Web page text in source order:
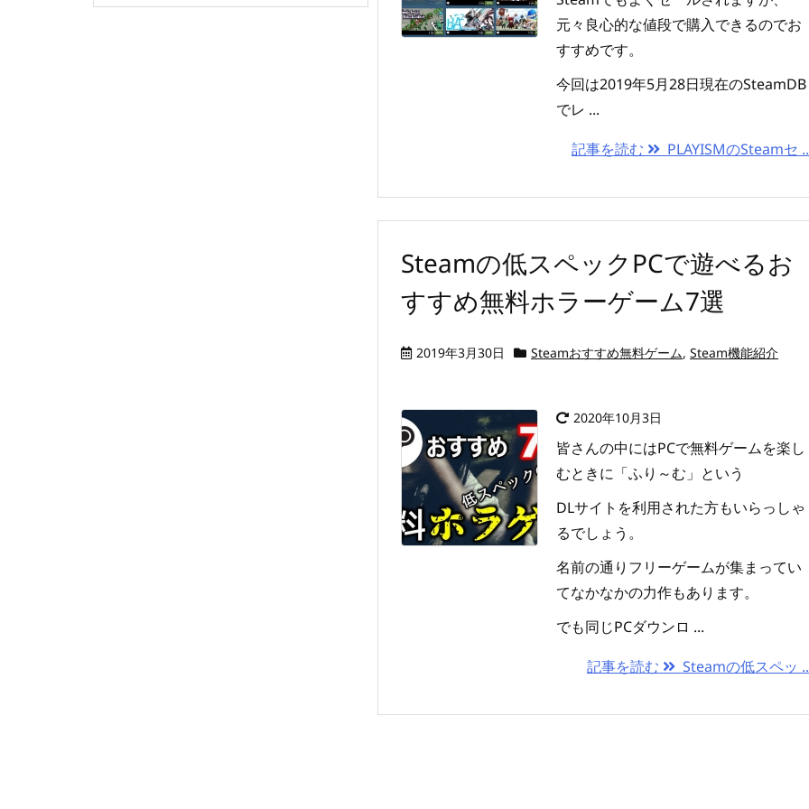
元々良心的な値段で購入できるのでお
すすめです。
今回は2019年5月28日現在のSteamDB
でレ ...
記事を読む
PLAYISMのSteamセ
Steamの低スペックPCで遊べるお
すすめ無料ホラーゲーム7選
2019年3月30日 Steamおすすめ無料ゲーム, Steam機能紹介
2020年10月3日
皆さんの中にはPCで無料ゲームを楽し
むときに「ふり～む」という
DLサイトを利用された方もいらっしゃ
るでしょう。
名前の通りフリーゲームが集まってい
てなかなかの力作もあります。
でも同じPCダウンロ ...
記事を読む
Steamの低スペッ